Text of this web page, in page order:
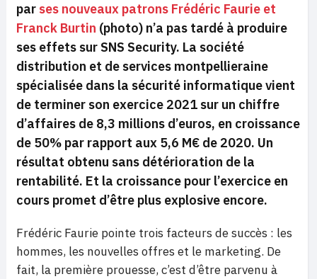
par ses nouveaux patrons Frédéric Faurie et
Franck Burtin (photo) n’a pas tardé à produire
ses effets sur SNS Security. La société
distribution et de services montpellieraine
spécialisée dans la sécurité informatique vient
de terminer son exercice 2021 sur un chiffre
d’affaires de 8,3 millions d’euros, en croissance
de 50% par rapport aux 5,6 M€ de 2020. Un
résultat obtenu sans détérioration de la
rentabilité. Et la croissance pour l’exercice en
cours promet d’être plus explosive encore.
Frédéric Faurie pointe trois facteurs de succès : les
hommes, les nouvelles offres et le marketing. De
fait, la première prouesse, c’est d’être parvenu à